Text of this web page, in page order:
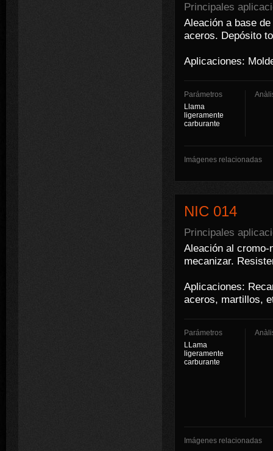
Principales
Aleación a base
aceros. Depósito
Aplicaciones:
Parámetros
Llama
ligeramente
carburante
Imágenes relacionadas
NIC 014
Principales
Aleación al cromo-
mecanizar.
Aplicaciones:
aceros, martillos,
Parámetros
LLama
ligeramente
carburante
Imágenes relacionadas